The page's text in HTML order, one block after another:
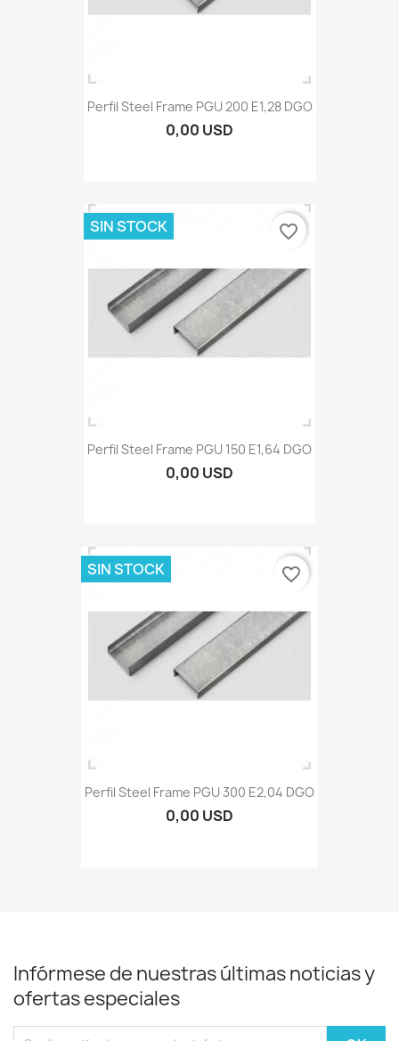
Perfil Steel Frame PGU 200 E1,28 DGO
0,00 USD
Perfil Steel Frame PGU 150 E1,64 DGO
0,00 USD
SIN STOCK favorite_border
Perfil Steel Frame PGU 300 E2,04 DGO
0,00 USD
SIN STOCK favorite_border
Infórmese de nuestras últimas noticias y
ofertas especiales